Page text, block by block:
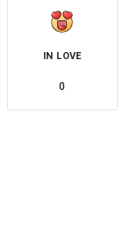
IN LOVE
0